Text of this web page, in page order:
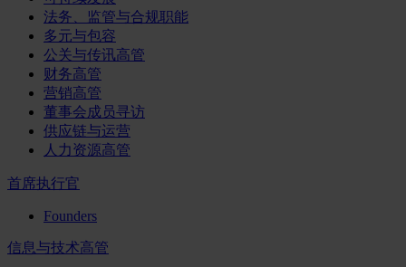
法务、监管与合规职能
多元与包容
公关与传讯高管
财务高管
营销高管
董事会成员寻访
供应链与运营
人力资源高管
首席执行官
Founders
信息与技术高管